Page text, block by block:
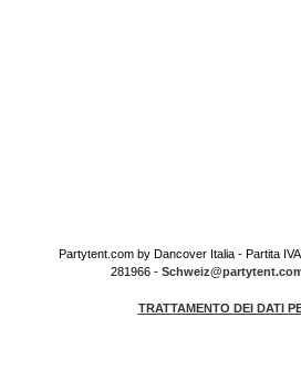
Partytent.com by Dancover Italia - Partita
281966 -
TRATTAMENTO DEI DATI